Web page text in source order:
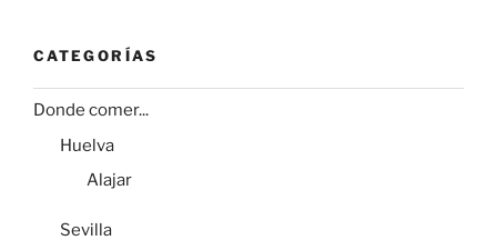
CATEGORÍAS
Donde comer...
Huelva
Alajar
Sevilla